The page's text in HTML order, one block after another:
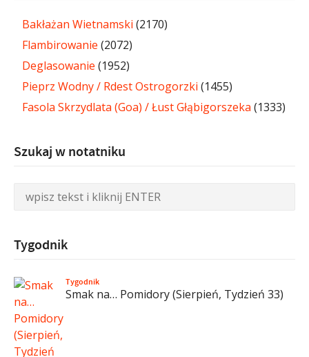
Bakłażan Wietnamski (2170)
Flambirowanie (2072)
Deglasowanie (1952)
Pieprz Wodny / Rdest Ostrogorzki (1455)
Fasola Skrzydlata (Goa) / Łust Głąbigorszeka (1333)
Szukaj w notatniku
Tygodnik
Tygodnik
Smak na… Pomidory (Sierpień, Tydzień 33)